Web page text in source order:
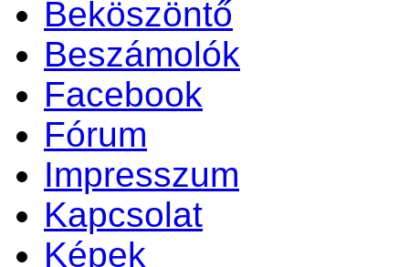
Beköszöntő
Beszámolók
Facebook
Fórum
Impresszum
Kapcsolat
Képek